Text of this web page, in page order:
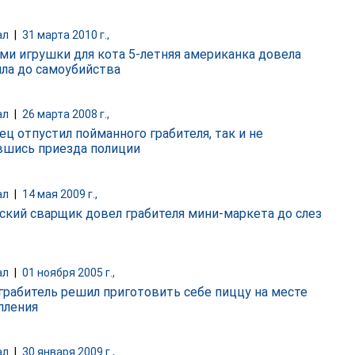
31 марта 2010 г.,
игрушки для кота 5-летняя американка довела
до самоубийства
26 марта 2008 г.,
отпустил пойманного грабителя, так и не
приезда полиции
| 14 мая 2009 г.,
сварщик довел грабителя мини-маркета до слез
| 01 ноября 2005 г.,
решил приготовить себе пиццу на месте
30 января 2009 г.,